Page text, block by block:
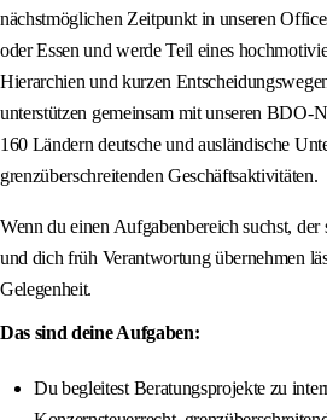
nächstmöglichen Zeitpunkt in unseren
oder Essen und werde Teil eines
Hierarchien und kurzen
unterstützen gemeinsam mit unseren BDO-
160 Ländern deutsche und ausländische
grenzüberschreitenden Geschäftsaktivitäten.
Wenn du einen Aufgabenbereich suchst,
und dich früh Verantwortung übernehmen
Gelegenheit.
Das sind deine Aufgaben:
Du begleitest Beratungsprojekte zu